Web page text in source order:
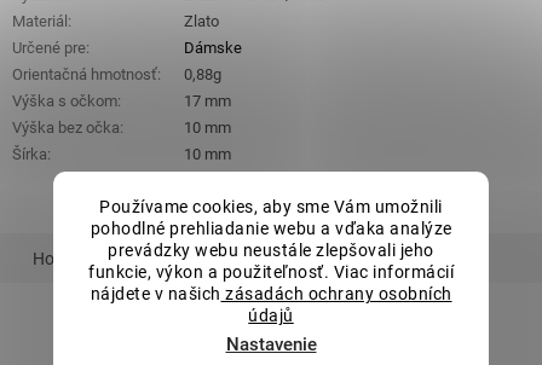
Používame cookies, aby sme Vám umožnili
pohodlné prehliadanie webu a vďaka analýze
prevádzky webu neustále zlepšovali jeho
funkcie, výkon a použiteľnosť. Viac informácií
nájdete v našich zásadách ochrany osobních
údajů
Nastavenie
Materiál :
Zlato
Určené pre:
Dámske
Orientačná hmotnosť:
0,88g
Výška s očkom:
17 mm
Výška bez očka:
10 mm
Šírka: 10 mm
Hodnotenie Podobný tovar Súvisiaci tovar
ZOBRAZIŤ VŠETKY PODOBNÉ PRODUKTY